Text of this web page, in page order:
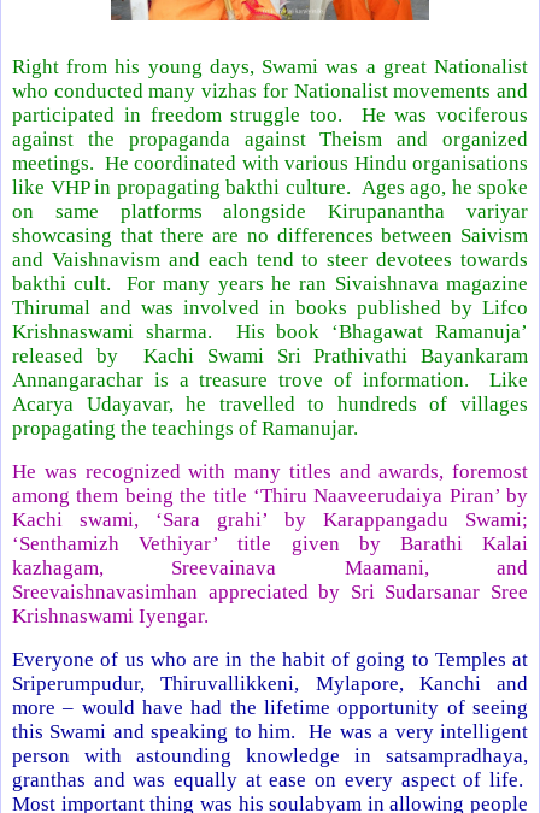
Right from his young days, Swami was a great Nationalist
who conducted many vizhas for Nationalist movements and
participated in freedom struggle too. He was vociferous
against the propaganda against Theism and organized
meetings. He coordinated with various Hindu organisations
like VHP in propagating bakthi culture. Ages ago, he spoke
on same platforms alongside Kirupanantha variyar
showcasing that there are no differences between Saivism
and Vaishnavism and each tend to steer devotees towards
bakthi cult. For many years he ran Sivaishnava magazine
Thirumal and was involved in books published by Lifco
Krishnaswami sharma. His book ‘Bhagawat Ramanuja’
released by Kachi Swami Sri Prathivathi Bayankaram
Annangarachar is a treasure trove of information. Like
Acarya Udayavar, he travelled to hundreds of villages
propagating the teachings of Ramanujar.
He was recognized with many titles and awards, foremost
among them being the title ‘Thiru Naaveerudaiya Piran’ by
Kachi swami, ‘Sara grahi’ by Karappangadu Swami;
‘Senthamizh Vethiyar’ title given by Barathi Kalai
kazhagam, Sreevainava Maamani, and
Sreevaishnavasimhan appreciated by Sri Sudarsanar Sree
Krishnaswami Iyengar.
Everyone of us who are in the habit of going to Temples at
Sriperumpudur, Thiruvallikkeni, Mylapore, Kanchi and
more – would have had the lifetime opportunity of seeing
this Swami and speaking to him. He was a very intelligent
person with astounding knowledge in satsampradhaya,
granthas and was equally at ease on every aspect of life.
Most important thing was his soulabyam in allowing people